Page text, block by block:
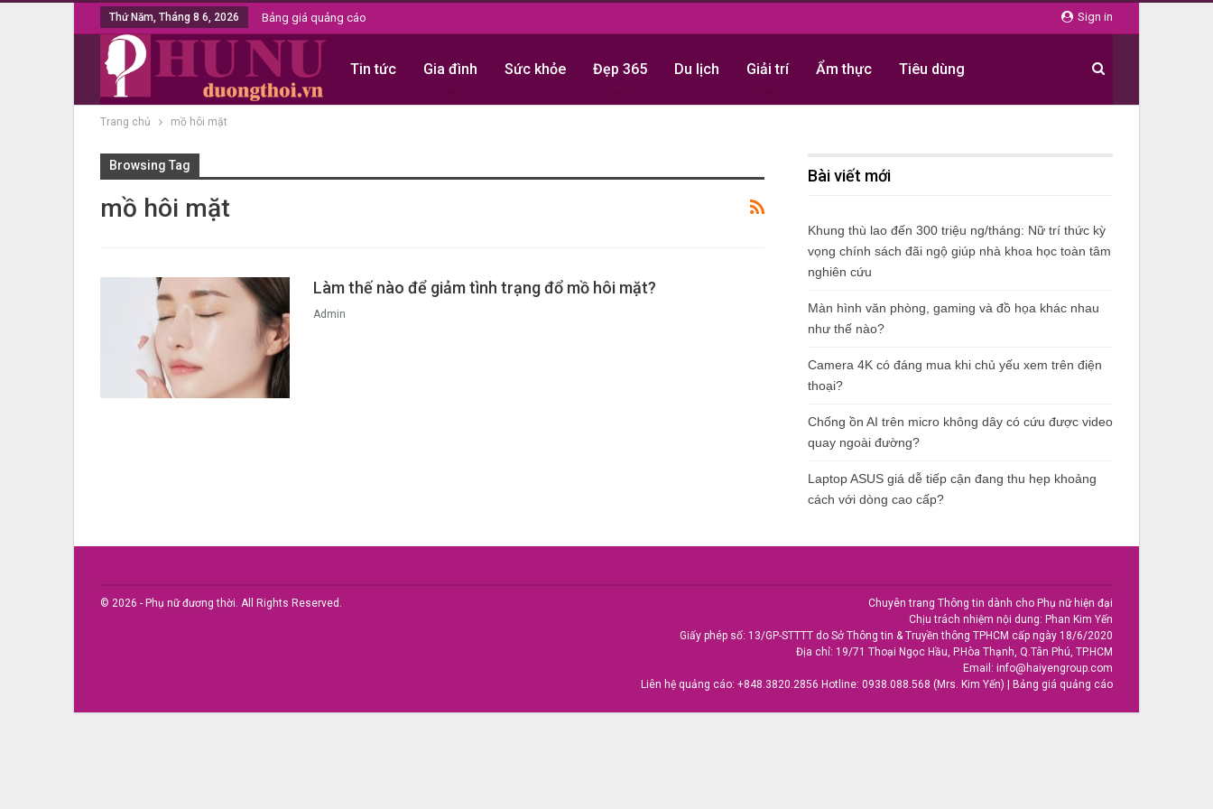
Sign in
Thứ Năm, Tháng 8 6, 2026 Bảng giá quảng cáo
Tin tức Gia đình Sức khỏe Đẹp 365 Du lịch Giải trí Ẩm thực Tiêu dùng
Trang chủ mồ hôi mặt
Browsing Tag
mồ hôi mặt
Làm thế nào để giảm tình trạng đổ mồ hôi mặt?
Admin
Bài viết mới
Khung thù lao đến 300 triệu ng/tháng: Nữ trí thức kỳ
vọng chính sách đãi ngộ giúp nhà khoa học toàn tâm
nghiên cứu
Màn hình văn phòng, gaming và đồ họa khác nhau
như thế nào?
Camera 4K có đáng mua khi chủ yếu xem trên điện
thoại?
Chống ồn AI trên micro không dây có cứu được video
quay ngoài đường?
Laptop ASUS giá dễ tiếp cận đang thu hẹp khoảng
cách với dòng cao cấp?
© 2026 - Phụ nữ đương thời. All Rights Reserved.
Chuyên trang Thông tin dành cho Phụ nữ hiện đại
Chịu trách nhiệm nội dung: Phan Kim Yến
Giấy phép số: 13/GP-STTTT do Sở Thông tin & Truyền thông TPHCM cấp ngày 18/6/2020
Địa chỉ: 19/71 Thoại Ngọc Hầu, P.Hòa Thạnh, Q.Tân Phú, TP.HCM
Email: info@haiyengroup.com
Liên hệ quảng cáo: +848.3820.2856 Hotline: 0938.088.568 (Mrs. Kim Yến) Bảng giá quảng cáo